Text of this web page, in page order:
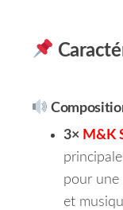
3× M&K
pour une
et